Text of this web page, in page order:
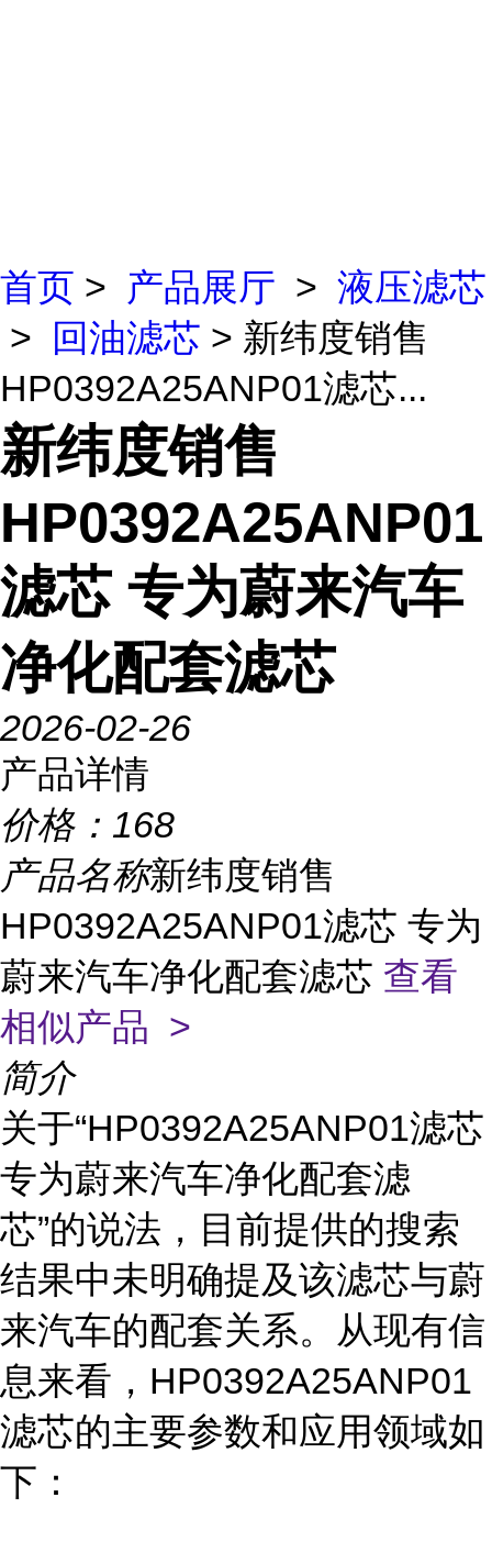
首页 > 产品展厅 > 液压滤芯
>
回油滤芯 > 新纬度销售
HP0392A25ANP01滤芯...
新纬度销售
HP0392A25ANP01
滤芯 专为蔚来汽车
净化配套滤芯
2026-02-26
产品详情
价格： 168
产品名称新纬度销售
HP0392A25ANP01滤芯 专为
蔚来汽车净化配套滤芯 查看
相似产品 >
简介
关于“HP0392A25ANP01滤芯
专为蔚来汽车净化配套滤
芯”的说法，目前提供的搜索
结果中未明确提及该滤芯与蔚
来汽车的配套关系。从现有信
息来看，HP0392A25ANP01
滤芯的主要参数和应用领域如
下：